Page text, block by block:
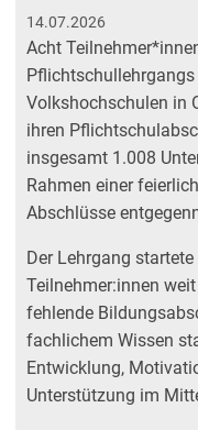
70. Geburtstag von
berichtet über den
14.07.2026
Acht
Volkshochschulen in
ihren
insgesamt 1.008
Rahmen einer
Abschlüsse
Der Lehrgang
Teilnehmer:innen
fehlende
fachlichem Wissen
Entwicklung,
Unterstützung im